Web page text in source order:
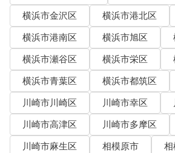
横浜市金沢区
横浜市港北区
横浜市港南区
横浜市旭区
横浜市瀬谷区
横浜市栄区
横浜市青葉区
横浜市都筑区
川崎市川崎区
川崎市幸区
川崎市高津区
川崎市多摩区
川崎市麻生区
相模原市
相